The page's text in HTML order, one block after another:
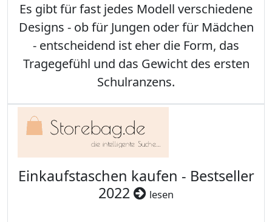
Es gibt für fast jedes Modell verschiedene
Designs - ob für Jungen oder für Mädchen
- entscheidend ist eher die Form, das
Tragegefühl und das Gewicht des ersten
Schulranzens.
Einkaufstaschen kaufen - Bestseller
2022
lesen